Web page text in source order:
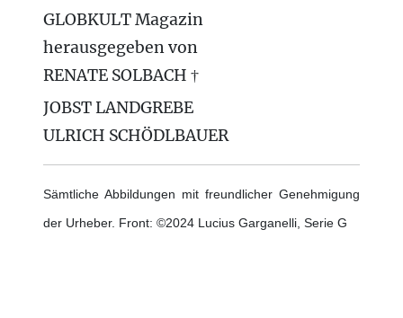
GLOBKULT Magazin
herausgegeben von
RENATE SOLBACH †
JOBST LANDGREBE
ULRICH SCHÖDLBAUER
Sämtliche Abbildungen mit freundlicher Genehmigung
der Urheber. Front: ©2024 Lucius Garganelli, Serie G